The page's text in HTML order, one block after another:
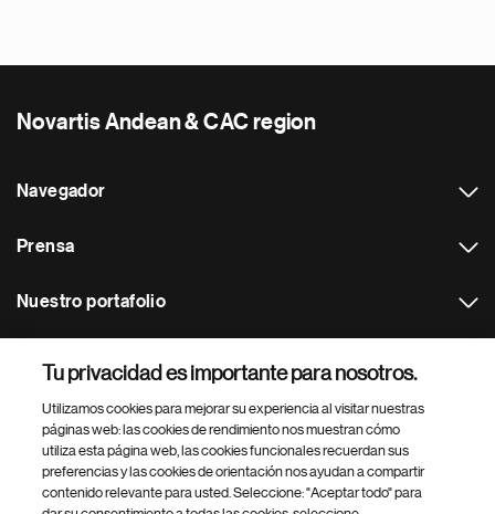
Novartis Andean & CAC region
Navegador
Prensa
Nuestro portafolio
Footer Site Search
Tu privacidad es importante para nosotros.
Utilizamos cookies para mejorar su experiencia al visitar nuestras
páginas web: las cookies de rendimiento nos muestran cómo
utiliza esta página web, las cookies funcionales recuerdan sus
preferencias y las cookies de orientación nos ayudan a compartir
contenido relevante para usted. Seleccione: "Aceptar todo" para